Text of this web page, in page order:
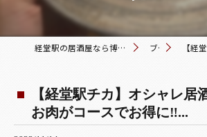
経堂駅の居酒屋なら博多おでんと黒毛和牛の店 くろこ ブログ 【経堂駅チ
【経堂駅チカ】オシャレ居
お肉がコースでお得に‼️...